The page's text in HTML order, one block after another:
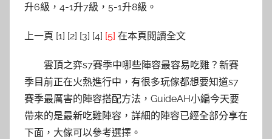
升6級，4-1升7級，5-1升8級。
上一頁 [1] [2] [3] [4] [5] 在本頁閱讀全文
雲頂之弈s7賽季中哪些陣容最容易吃雞？新賽
季目前正在火熱進行中，有很多玩傢都想要知道s7
賽季最厲害的陣容搭配方法，GuideAH小編今天要
帶來的是最新吃雞陣容，詳細的陣容已經全部分享在
下面，大傢可以參考選擇。